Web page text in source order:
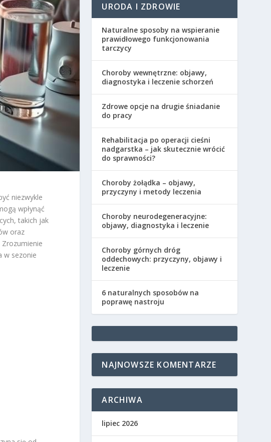
niezwykle
wpłynąć
takich jak
oraz
w sezonie
URODA I ZDROWIE
Naturalne sposoby na wspieranie
prawidłowego funkcjonowania
tarczycy
Choroby wewnętrzne: objawy,
diagnostyka i leczenie schorzeń
Zdrowe opcje na drugie śniadanie
do pracy
Rehabilitacja po operacji cieśni
nadgarstka – jak skutecznie wrócić
do sprawności?
Choroby żołądka – objawy,
przyczyny i metody leczenia
Choroby neurodegeneracyjne:
objawy, diagnostyka i leczenie
Choroby górnych dróg
oddechowych: przyczyny, objawy i
leczenie
6 naturalnych sposobów na
poprawę nastroju
NAJNOWSZE KOMENTARZE
ARCHIWA
lipiec 2026